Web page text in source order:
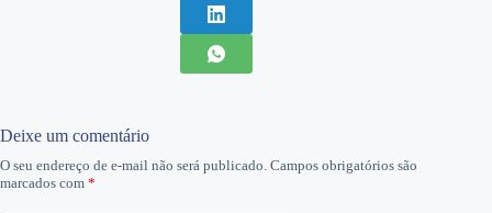
Deixe um comentário
O seu endereço de e-mail não será publicado. Campos obrigatórios são
marcados com *